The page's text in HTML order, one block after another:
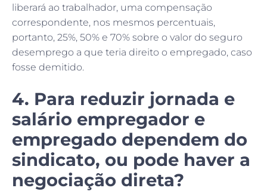
liberará ao trabalhador, uma compensação
correspondente, nos mesmos percentuais,
portanto, 25%, 50% e 70% sobre o valor do seguro
desemprego a que teria direito o empregado, caso
fosse demitido.
4. Para reduzir jornada e
salário empregador e
empregado dependem do
sindicato, ou pode haver a
negociação direta?